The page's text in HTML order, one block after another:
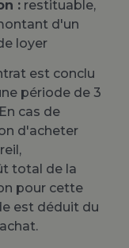
:restituable,
d'un
loyer
est conclu
période de 3
cas de
d'acheter
total de la
pour cette
est déduit du